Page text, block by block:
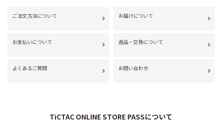
ご注文方法について お届けについて
お支払いについて 返品・交換について
よくあるご質問 お問い合わせ
TiCTAC ONLINE STORE PASSについて